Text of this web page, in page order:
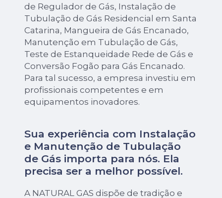
de Regulador de Gás, Instalação de
Tubulação de Gás Residencial em Santa
Catarina, Mangueira de Gás Encanado,
Manutenção em Tubulação de Gás,
Teste de Estanqueidade Rede de Gás e
Conversão Fogão para Gás Encanado.
Para tal sucesso, a empresa investiu em
profissionais competentes e em
equipamentos inovadores.
Sua experiência com Instalação
e Manutenção de Tubulação
de Gás importa para nós. Ela
precisa ser a melhor possível.
A NATURAL GAS dispõe de tradição e